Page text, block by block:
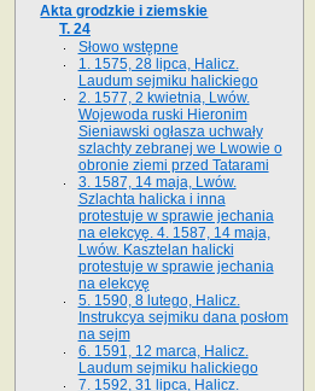
Akta grodzkie i ziemskie
T. 24
Słowo wstępne
1. 1575, 28 lipca, Halicz.
Laudum sejmiku halickiego
2. 1577, 2 kwietnia, Lwów.
Wojewoda ruski Hieronim
Sieniawski ogłasza uchwały
szlachty zebranej we Lwowie o
obronie ziemi przed Tatarami
3. 1587, 14 maja, Lwów.
Szlachta halicka i inna
protestuje w sprawie jechania
na elekcyę. 4. 1587, 14 maja,
Lwów. Kasztelan halicki
protestuje w sprawie jechania
na elekcyę
5. 1590, 8 lutego, Halicz.
Instrukcya sejmiku dana posłom
na sejm
6. 1591, 12 marca, Halicz.
Laudum sejmiku halickiego
7. 1592, 31 lipca, Halicz.